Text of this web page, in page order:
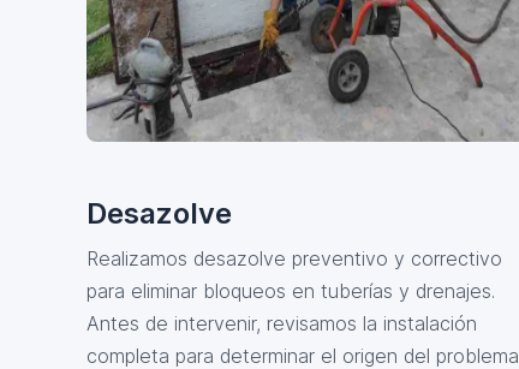
Desazolve
Realizamos desazolve preventivo y correctivo
para eliminar bloqueos en tuberías y drenajes.
Antes de intervenir, revisamos la instalación
completa para determinar el origen del problema